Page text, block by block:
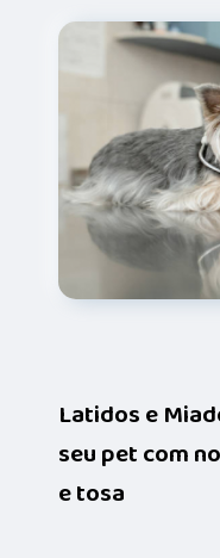
Latidos e
seu pet com
e tosa